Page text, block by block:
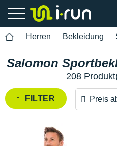
Herren Bekleidung
Salomon
208
FILTER Preis